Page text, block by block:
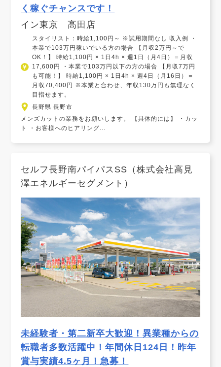
く稼ぐチャンスです！
イン東京 高田店
スタイリスト：時給1,100円～ ※試用期間なし 収入例 ・
本業で103万円稼いでいる方の場合 【月収2万円～で
OK！】 時給1,100円 × 1日4h × 週1日（月4日）＝月収
17,600円 ・本業で103万円以下の方の場合 【月収7万円
も可能！】 時給1,100円 × 1日4h × 週4日（月16日）＝
月収70,400円 ※本業と合わせ、年収130万円も無理なく
目指せます。
長野県 長野市
メンズカットの業務をお願いします。 【具体的には】 ・カッ
ト ・お客様へのヒアリング...
セルフ長野南パイパスSS（株式会社高見
澤エネルギーセグメント）
未経験者・第二新卒大歓迎！異業種からの
転職者多数活躍中！年間休日124日！昨年
賞与実績4.5ヶ月！急募！